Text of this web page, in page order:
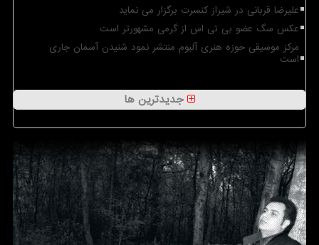
علیرضا قربانی در شیراز کنسرت برگزار می نماید
عکس سگ عضو بی تی اس از گرمی مشهورتر است
مرکز موسیقی حوزه هنری آلبوم منتشر نمود شنیدن آسمان جاری
است
جدیدترین ها